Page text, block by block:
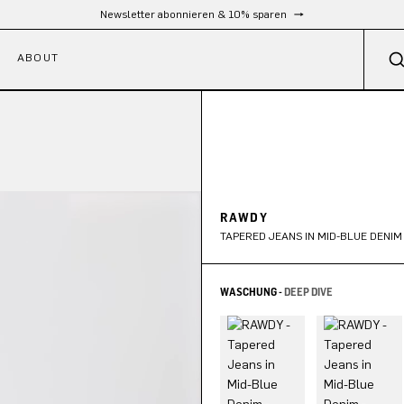
Kostenloser Versand ab 300 €
ABOUT
RAWDY
TAPERED JEANS IN MID-BLUE DENIM
WASCHUNG -DEEP DIVE